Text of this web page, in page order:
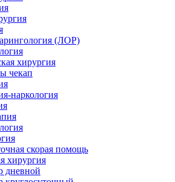
(ЛОР)
хирургия
чекап
наркология
скорая помощь
хирургия
дневной